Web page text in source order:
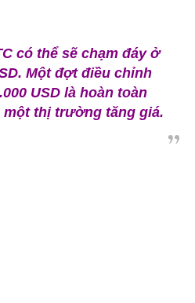
có thể sẽ chạm đáy ở
. Một đợt điều chỉnh
USD là hoàn toàn
thị trường tăng giá.